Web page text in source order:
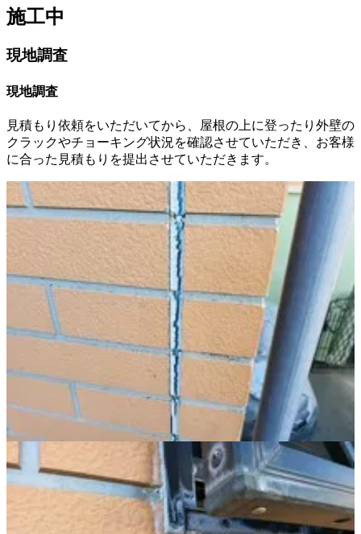
施工中
現地調査
現地調査
見積もり依頼をいただいてから、屋根の上に登ったり外壁の
クラックやチョーキング状況を確認させていただき、お客様
に合った見積もりを提出させていただきます。